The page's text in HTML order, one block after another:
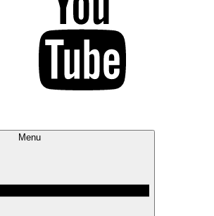
Menu